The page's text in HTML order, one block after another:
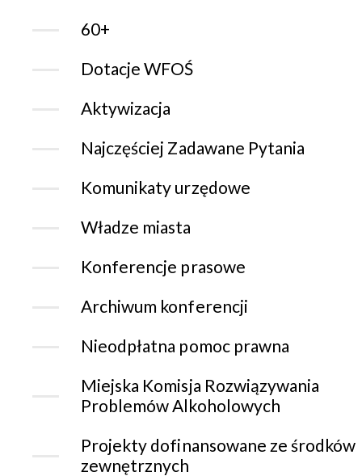
60+
Dotacje WFOŚ
Aktywizacja
Najczęściej Zadawane Pytania
Komunikaty urzędowe
Władze miasta
Konferencje prasowe
Archiwum konferencji
Nieodpłatna pomoc prawna
Miejska Komisja Rozwiązywania
Problemów Alkoholowych
Projekty dofinansowane ze środków
zewnętrznych